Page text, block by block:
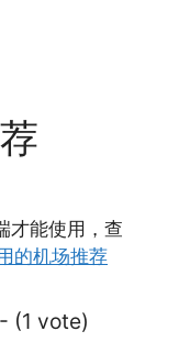
才能使用，查
的机场推荐
(1 vote)